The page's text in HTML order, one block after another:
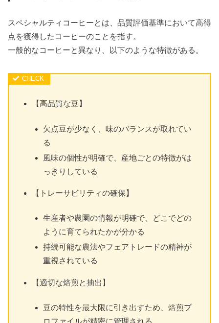
スペシャルティコーヒーとは、品質評価基準において高得
点を獲得したコーヒーのことを指す。
一般的なコーヒーと異なり、以下のような特徴がある。
【高品質な豆】
欠点豆が少なく、味のバランスが取れてい
る
風味の個性が明確で、産地ごとの特徴がは
っきりしている
【トレーサビリティの確保】
生産者や農園の情報が明確で、どこでどの
ように育てられたかが分かる
持続可能な農法やフェアトレードの精神が
重視されている
【適切な焙煎と抽出】
豆の特性を最大限に引き出すため、焙煎プ
ロファイルが精密に管理される